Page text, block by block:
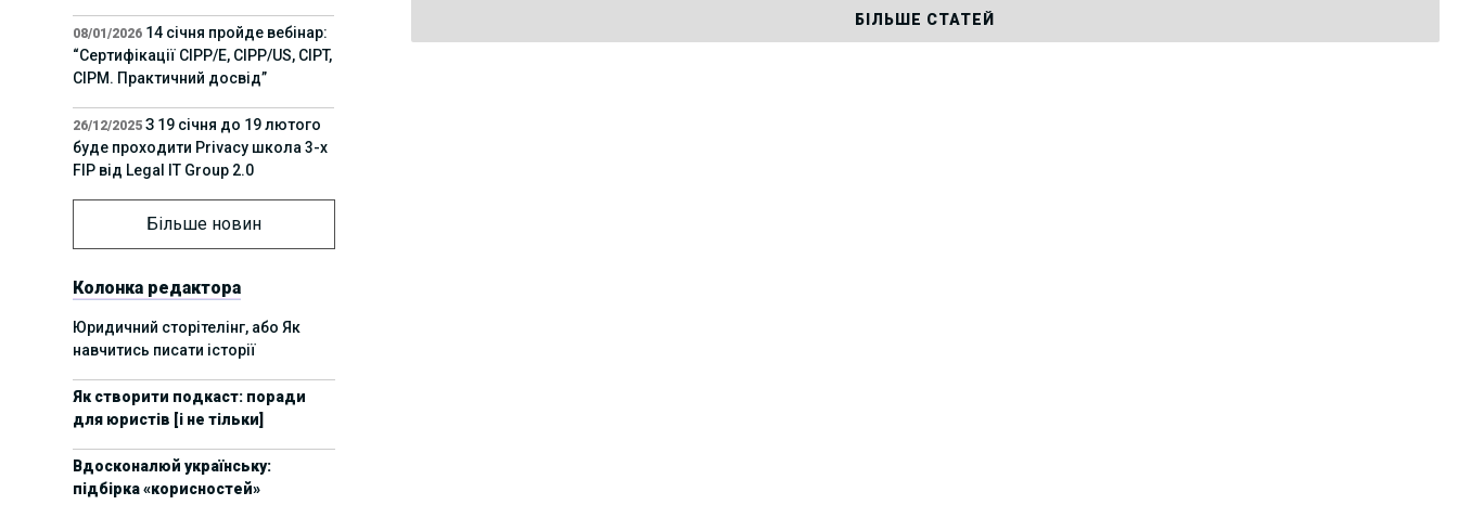
БІЛЬШЕ СТАТЕЙ
08/01/2026 14 січня пройде вебінар:
“Сертифікації СІРР/Е, CIPP/US, CIPT,
CIPM. Практичний досвід”
26/12/2025 З 19 січня до 19 лютого
буде проходити Privacy школа 3-х
FIP від Legal IT Group 2.0
12 грудня пройде
приватність у 2026. Очікувані
05/11/2025 11 листопада пройде
вебінар “AI-агенти: прайвесі, IP
та комплаєнс ризики”
31/10/20258 листопада пройде
Форум молодих юристів України
2025
Більше новин
Колонка редактора
Юридичний сторітелінг, або Як
навчитись писати історії
Як створити подкаст: поради
для юристів [і не тільки]
Вдосконалюй українську:
підбірка «корисностей»